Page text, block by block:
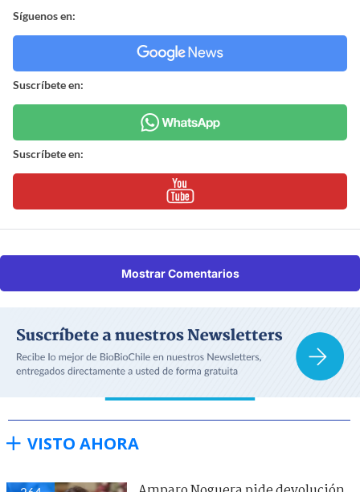
Síguenos en:
Suscríbete en:
Suscríbete en:
Mostrar Comentarios
VISTO AHORA